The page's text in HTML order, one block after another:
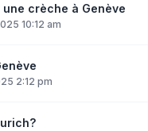
crèche à Genève
10:12 am
2:12 pm